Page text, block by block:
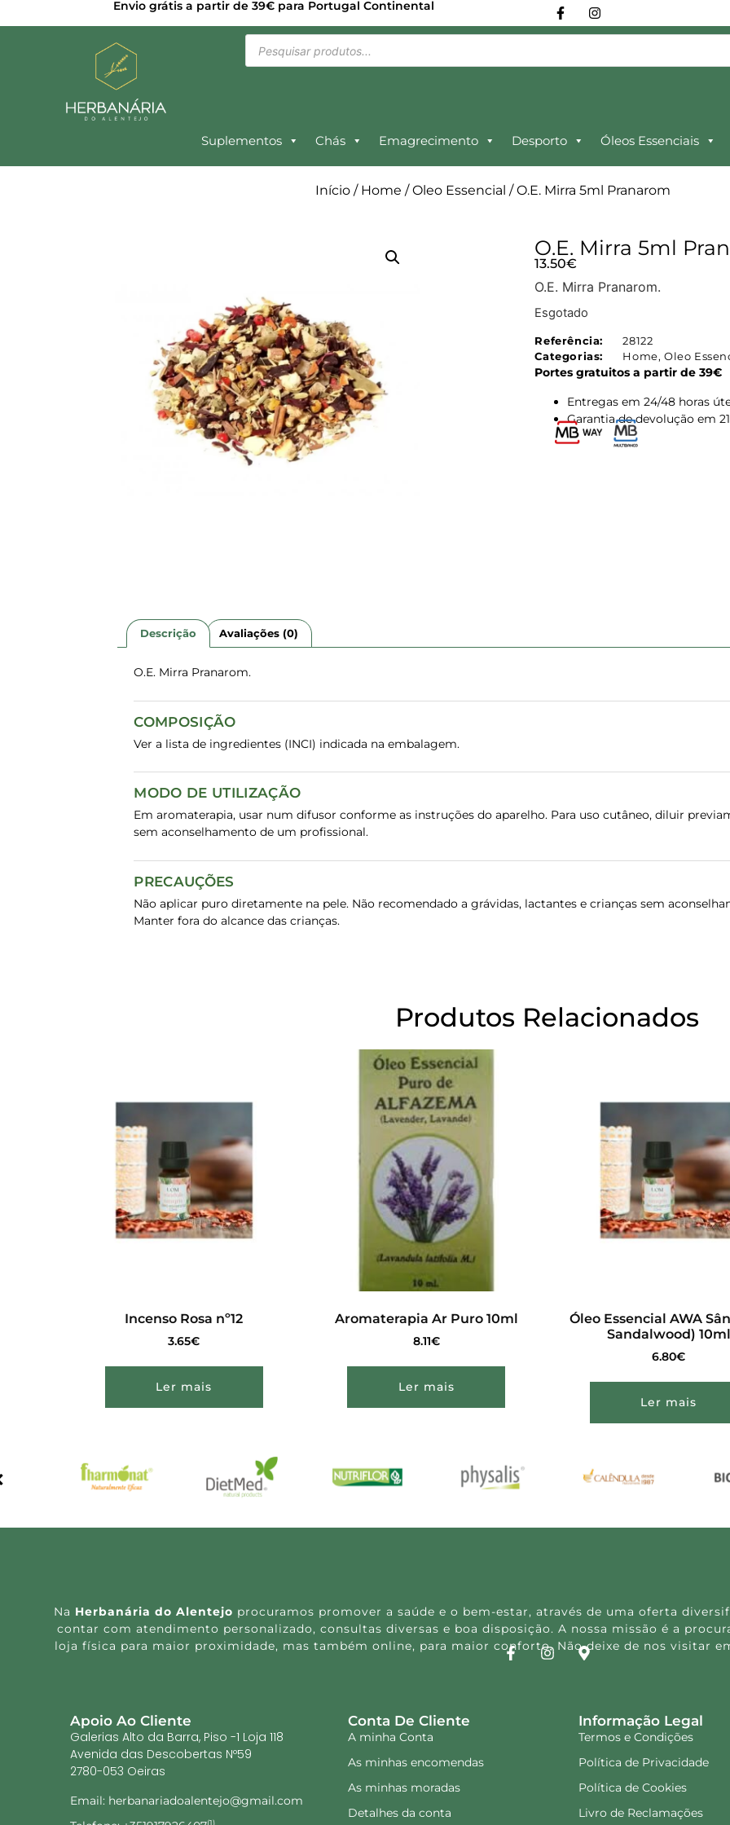
Envio grátis a partir de 39€ para Portugal Continental
Suplementos Chás Emagrecimento Desporto Óleos Essenciais
Início/ Home /Oleo Essencial / O.E. Mirra 5ml Pranarom
O.E. Mirra 5ml
13.50€
O.E. Mirra Pranarom.
Esgotado
Referência:
28122
Categorias:
Home,Oleo
Portes gratuitos a partir de 39€
Entregas em 24/48 horas
Garantia de devolução em
Descrição Avaliações (0)
O.E. Mirra Pranarom.
COMPOSIÇÃO
Ver a lista de ingredientes (INCI) indicada na embalagem.
MODO DE UTILIZAÇÃO
Em aromaterapia, usar num difusor conforme as instruções do aparelho. Para uso cutâneo, diluir
sem aconselhamento de um profissional.
PRECAUÇÕES
Não aplicar puro diretamente na pele. Não recomendado a grávidas, lactantes e crianças sem
Manter fora do alcance das crianças.
Produtos Relacionados
Incenso Rosa nº12
3.65€
Ler mais
Aromaterapia Ar Puro 10ml
8.11€
Ler mais
Óleo Essencial AWA
Sandalwood) 10ml
6.80€
Ler mais
Na Herbanária do Alentejo procuramos promover a saúde e o bem-estar, através de uma oferta
contar com atendimento personalizado, consultas diversas e boa disposição. A nossa missão é a
loja física para maior proximidade, mas também online, para maior conforto. Não deixe de nos visitar
Apoio Ao Cliente
Galerias Alto da Barra, Piso -1 Loja 118
Avenida das Descobertas Nº59
2780-053 Oeiras
Email: herbanariadoalentejo@gmail.com
(1)
Conta De Cliente
A minha Conta
As minhas encomendas
As minhas moradas
Detalhes da conta
Informação Legal
Termos e Condições
Política de Privacidade
Política de Cookies
Livro de Reclamações